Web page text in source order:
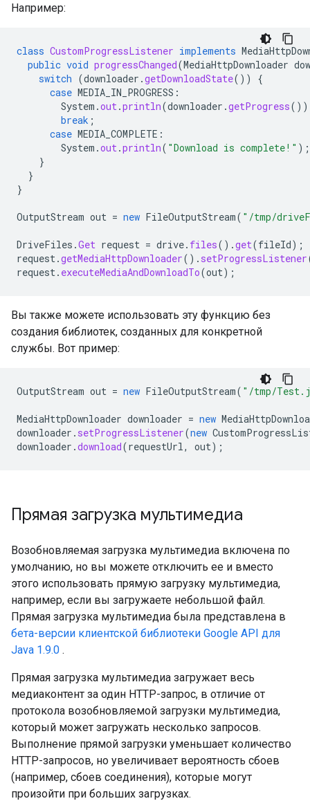
Например:
class CustomProgressListener implements
public void progressChanged(MediaHttpDownloader
switch (downloader .getDownloadState())
{
case MEDIA_IN_PROGRESS :
System .out.println(downloader .getProgress
break ;
case MEDIA_COMPLETE :
System .out.println( "Download is complete!" );
}
}
}
OutputStream out = new FileOutputStream( "/tmp/
DriveFiles .Get request = drive. files().get(fileId);
request.getMediaHttpDownloader(). setProgressListener
request. executeMediaAndDownloadTo(out);
Вы также можете использовать эту функцию без
создания библиотек, созданных для конкретной
службы. Вот пример:
OutputStream out = new FileOutputStream( "/tmp/
MediaHttpDownloader downloader = new
downloader . setProgressListener(new
downloader .download(requestUrl, out);
Прямая загрузка мультимедиа
Возобновляемая загрузка мультимедиа включена по
умолчанию, но вы можете отключить ее и вместо
этого использовать прямую загрузку мультимедиа,
например, если вы загружаете небольшой файл.
Прямая загрузка мультимедиа была представлена ​​в
бета-версии клиентской библиотеки Google API для
Java 1.9.0 .
Прямая загрузка мультимедиа загружает весь
медиаконтент за один HTTP-запрос, в отличие от
протокола возобновляемой загрузки мультимедиа,
который может загружать несколько запросов.
Выполнение прямой загрузки уменьшает количество
HTTP-запросов, но увеличивает вероятность сбоев
(например, сбоев соединения), которые могут
произойти при больших загрузках.